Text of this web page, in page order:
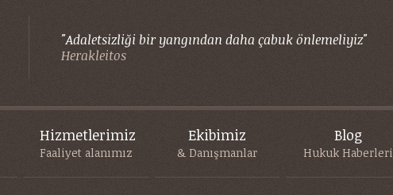
"Adaletsizliği bir yangından daha çabuk önlemeliyiz"
Herakleitos
Hizmetlerimiz
Faaliyet alanımız
Ekibimiz
& Danışmanlar
Blog
Hukuk Haberleri